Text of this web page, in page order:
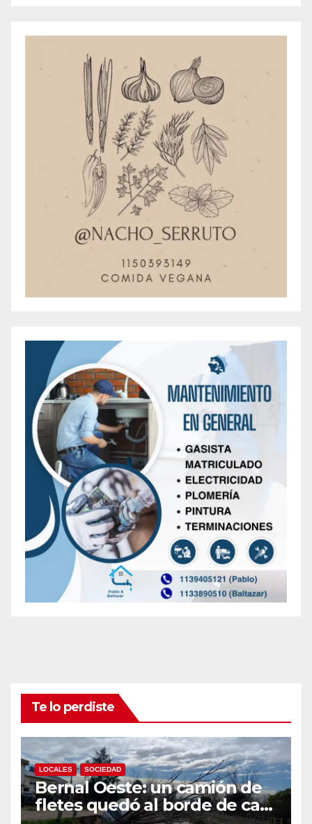
Te lo perdiste
LOCALES SOCIEDAD
Bernal Oeste: un camión de
fletes quedó al borde de caer